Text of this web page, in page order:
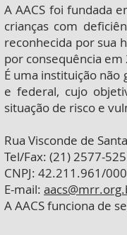
A AACS foi fundada
crianças com
reconhecida por sua
por consequência em
É uma instituição
e federal, cujo
situação de risco e
Rua Visconde de
Tel/Fax: (21) 2577-
CNPJ: 42.211.961/
E-mail:
A AACS funciona de